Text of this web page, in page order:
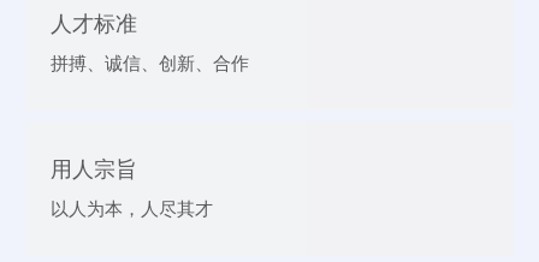
人才标准
拼搏、诚信、创新、合作
用人宗旨
以人为本，人尽其才